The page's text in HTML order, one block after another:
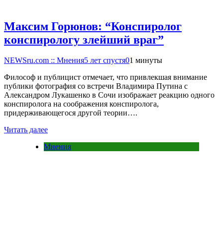
Максим Горюнов: “Конспиролог
конспирологу злейший враг”
NEWSru.com :: Мнения5 лет спустя01 минуты
Философ и публицист отмечает, что привлекшая внимание
публики фотография со встречи Владимира Путина с
Александром Лукашенко в Сочи изображает реакцию одного
конспиролога на соображения конспиролога,
придерживающегося другой теории….
Читать далее
Мнения